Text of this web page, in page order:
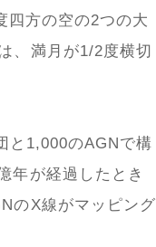
四方の空の2つの大
、満月が1/2度横切
と1,000のAGNで構
年が経過したとき
のX線がマッピング